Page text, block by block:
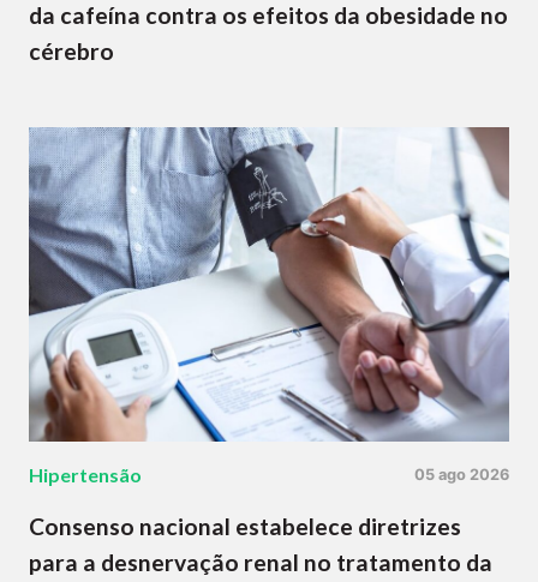
da cafeína contra os efeitos da obesidade no
cérebro
Hipertensão 05 ago 2026
Consenso nacional estabelece diretrizes
para a desnervação renal no tratamento da